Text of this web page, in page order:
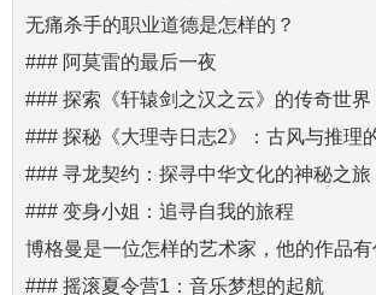
无痛杀手的职业道德是怎样的？
### 阿莫雷的最后一夜
### 探索《轩辕剑之汉之云》的传奇世界
### 探秘《大理寺日志2》：古风与推理
### 寻龙契约：探寻中华文化的神秘之旅
### 变身小姐：追寻自我的旅程
博格曼是一位怎样的艺术家，他的作品有
### 摇滚夏令营1：音乐梦想的起航